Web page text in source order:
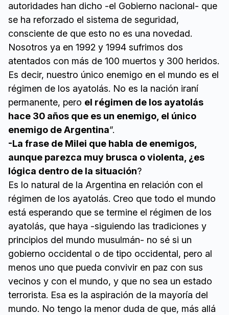
autoridades han dicho -el Gobierno nacional- que
se ha reforzado el sistema de seguridad,
consciente de que esto no es una novedad.
Nosotros ya en 1992 y 1994 sufrimos dos
atentados con más de 100 muertos y 300 heridos.
Es decir, nuestro único enemigo en el mundo es el
régimen de los ayatolás. No es la nación iraní
permanente, pero el régimen de los ayatolás
hace 30 años que es un enemigo, el único
enemigo de Argentina”.
-La frase de Milei que habla de enemigos,
aunque parezca muy brusca o violenta, ¿es
lógica dentro de la situación?
Es lo natural de la Argentina en relación con el
régimen de los ayatolás. Creo que todo el mundo
está esperando que se termine el régimen de los
ayatolás, que haya -siguiendo las tradiciones y
principios del mundo musulmán- no sé si un
gobierno occidental o de tipo occidental, pero al
menos uno que pueda convivir en paz con sus
vecinos y con el mundo, y que no sea un estado
terrorista. Esa es la aspiración de la mayoría del
mundo. No tengo la menor duda de que, más allá